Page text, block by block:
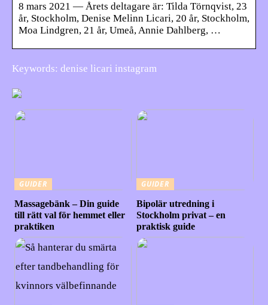
8 mars 2021 — Årets deltagare är: Tilda Törnqvist, 23
år, Stockholm, Denise Melinn Licari, 20 år, Stockholm,
Moa Lindgren, 21 år, Umeå, Annie Dahlberg, …
Keywords: denise licari instagram
GUIDER
Massagebänk – Din guide
till rätt val för hemmet eller
praktiken
GUIDER
Bipolär utredning i
Stockholm privat – en
praktisk guide